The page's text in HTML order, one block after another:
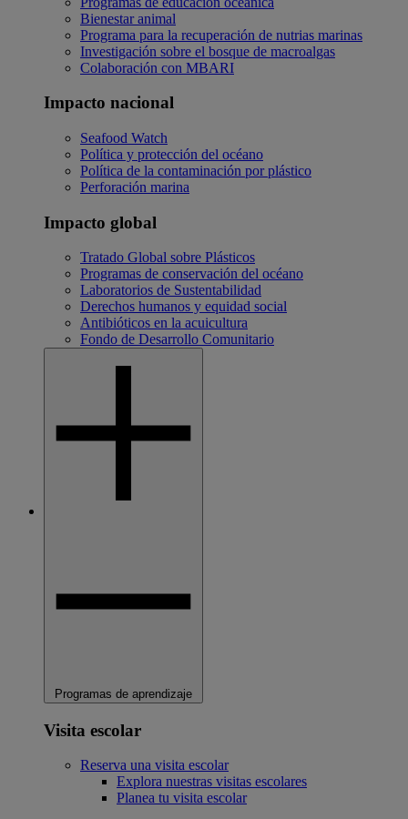
Bienestar animal
Programa para la recuperación de nutrias marinas
Investigación sobre el bosque de macroalgas
Colaboración con MBARI
Impacto nacional
Seafood Watch
Política y protección del océano
Política de la contaminación por plástico
Perforación marina
Impacto global
Tratado Global sobre Plásticos
Programas de conservación del océano
Laboratorios de Sustentabilidad
Derechos humanos y equidad social
Antibióticos en la acuicultura
Fondo de Desarrollo Comunitario
Programas de aprendizaje
Visita escolar
Reserva una visita escolar
Explora nuestras visitas escolares
Planea tu visita escolar